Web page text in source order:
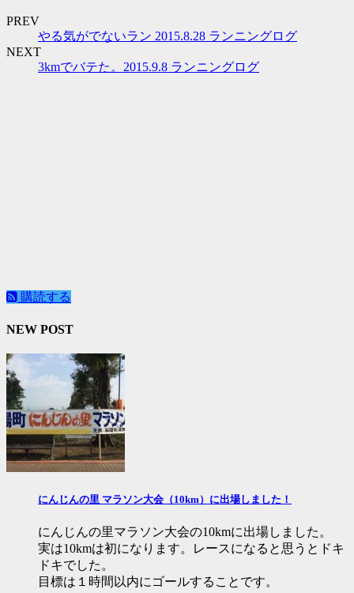
PREV
やる気がでないラン 2015.8.28 ランニングログ
NEXT
3kmでバテた。2015.9.8 ランニングログ
購読する
NEW POST
にんじんの里 マラソン大会（10km）に出場しました！
にんじんの里マラソン大会の10kmに出場しました。
実は10kmは初になります。レースになると思うとドキ
ドキでした。
目標は１時間以内にゴールすることです。